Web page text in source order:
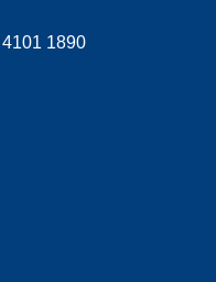
1890